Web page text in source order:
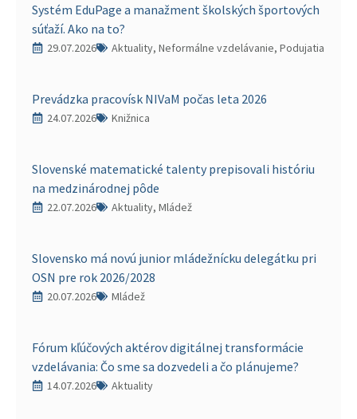
Systém EduPage a manažment školských športových
súťaží. Ako na to?
29.07.2026 Aktuality, Neformálne vzdelávanie, Podujatia
Prevádzka pracovísk NIVaM počas leta 2026
24.07.2026 Knižnica
Slovenské matematické talenty prepisovali históriu
na medzinárodnej pôde
22.07.2026 Aktuality, Mládež
Slovensko má novú junior mládežnícku delegátku pri
OSN pre rok 2026/2028
20.07.2026 Mládež
Fórum kľúčových aktérov digitálnej transformácie
vzdelávania: Čo sme sa dozvedeli a čo plánujeme?
14.07.2026 Aktuality